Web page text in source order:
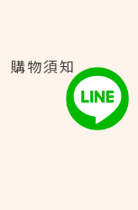
購物須知